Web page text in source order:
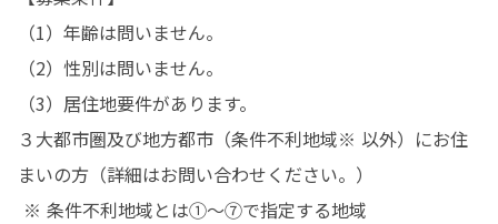
（1）年齢は問いません。
（2）性別は問いません。
（3）居住地要件があります。
３大都市圏及び地方都市（条件不利地域※ 以外）にお住
まいの方（詳細はお問い合わせください。）